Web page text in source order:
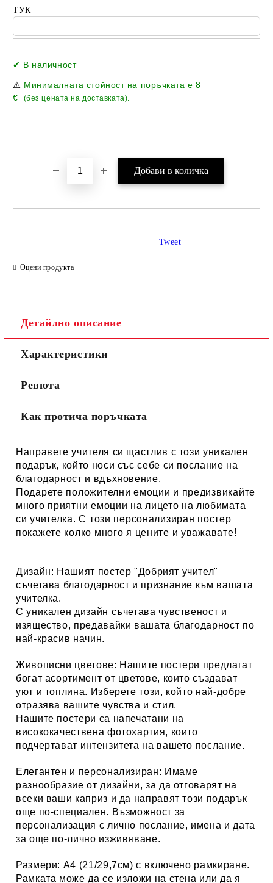
ТУК
✔ В наличност
⚠️ Минималната стойност на поръчката е8
€
(без цената на доставката).
Оцени продукта
Tweet
Детайлно описание
Характеристики
Ревюта
Как протича поръчката
Направете учителя си щастлив с този уникален
подарък, който носи със себе си послание на
благодарност и вдъхновение.
Подарете положителни емоции и предизвикайте
много приятни емоции на лицето на любимата
си учителка. С този персонализиран постер
покажете колко много я цените и уважавате!
Дизайн: Нашият постер "Добрият учител"
съчетава благодарност и признание към вашата
учителка.
С уникален дизайн съчетава чувственост и
изящество, предавайки вашата благодарност по
най-красив начин.
Живописни цветове: Нашите постери предлагат
богат асортимент от цветове, които създават
уют и топлина. Изберете този, който най-добре
отразява вашите чувства и стил.
Нашите постери са напечатани на
висококачествена фотохартия, които
подчертават интензитета на вашето послание.
Елегантен и персонализиран: Имаме
разнообразие от дизайни, за да отговарят на
всеки ваши каприз и да направят този подарък
още по-специален. Възможност за
персонализация с лично послание, имена и дата
за още по-лично изживяване.
Размери: А4 (21/29,7см) с включено рамкиране.
Рамката може да се изложи на стена или да я